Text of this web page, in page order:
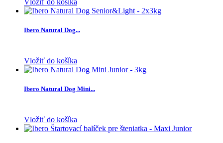
Ibero Natural Dog...
Vložiť do košíka
Ibero Natural Dog Mini...
Vložiť do košíka